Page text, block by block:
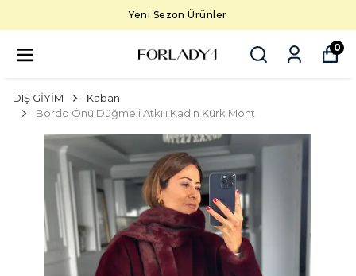
Yeni Sezon Ürünler
0
DIŞ GİYİM
Kaban
Bordo Önü Düğmeli Atkılı Kadın Kürk Mont